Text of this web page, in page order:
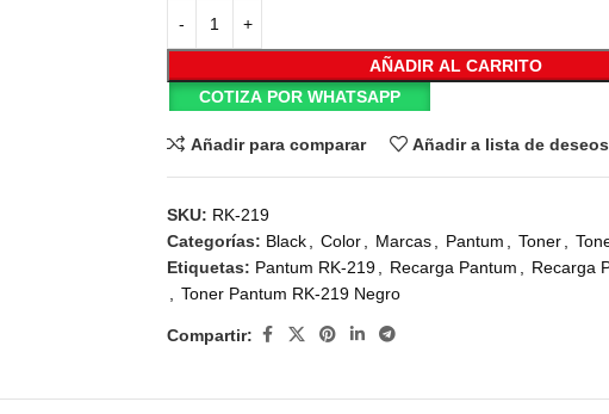
AÑADIR AL CARRITO
COTIZA POR WHATSAPP
Añadir para comparar Añadir a lista de deseos
SKU: RK-219
Categorías: Black Color Marcas Pantum Toner
Etiquetas: Pantum RK-219 Recarga Pantum
Recarga
Toner Pantum RK-219 Negro
Compartir: